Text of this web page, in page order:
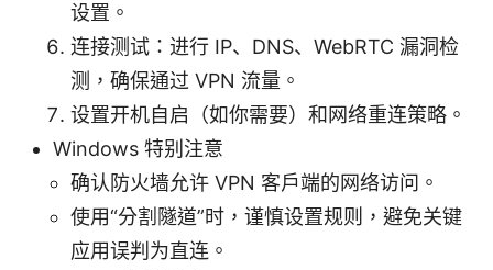
设置。
连接测试：进行 IP、DNS、WebRTC 漏洞检
测，确保通过 VPN 流量。
设置开机自启（如你需要）和网络重连策略。
Windows 特别注意
确认防火墙允许 VPN 客户端的网络访问。
使用“分割隧道”时，谨慎设置规则，避免关键
应用误判为直连。